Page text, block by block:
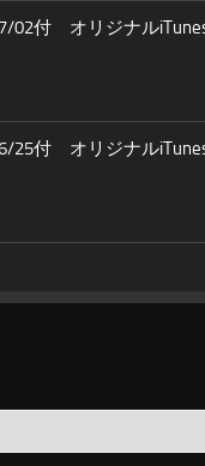
02付 オリジナル
25付 オリジナル